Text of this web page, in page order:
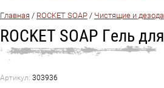
Главная / ROCKET SOAP / Чистящие и
ROCKET SOAP Гель
Артикул: 303936